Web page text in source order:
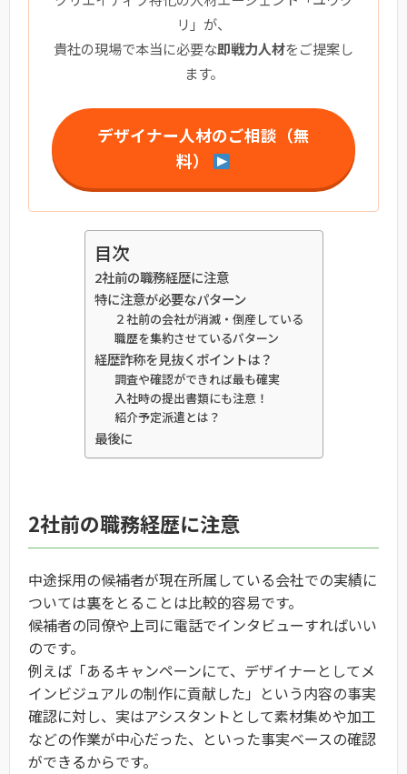
リ」が、
貴社の現場で本当に必要な即戦力人材をご提案し
ます。
デザイナー人材のご相談（無
料）
目次
2社前の職務経歴に注意
特に注意が必要なパターン
２社前の会社が消滅・倒産している
職歴を集約させているパターン
経歴詐称を見抜くポイントは？
調査や確認ができれば最も確実
入社時の提出書類にも注意！
紹介予定派遣とは？
最後に
2社前の職務経歴に注意
中途採用の候補者が現在所属している会社での実績に
ついては裏をとることは比較的容易です。
候補者の同僚や上司に電話でインタビューすればいい
のです。
例えば「あるキャンペーンにて、デザイナーとしてメ
インビジュアルの制作に貢献した」という内容の事実
確認に対し、実はアシスタントとして素材集めや加工
などの作業が中心だった、といった事実ベースの確認
ができるからです。